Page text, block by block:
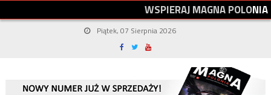
WSPIERAJMAGNAPOLONIA
Piątek, 07 Sierpnia 2026